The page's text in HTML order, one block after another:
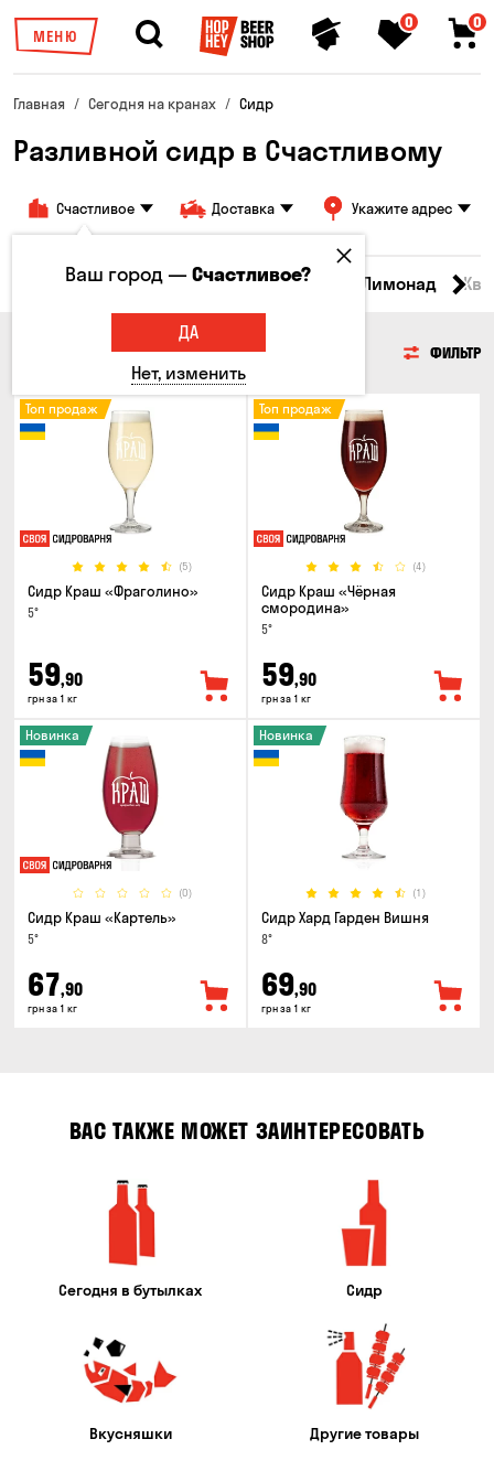
МЕНЮ
0 0
Главная Сегодня на кранах Сидр
Разливной сидр в Счастливому
Счастливое Доставка Укажите адрес
Все товары Пиво Сидр Вино Лимонад
ФИЛЬТР
(5)
Топ продаж
Сидр Краш «Фраголино»
5°
59,90
грн за 1 кг
(4)
Топ продаж
Сидр Краш «Чёрная
смородина»
5°
59,90
грн за 1 кг
(0)
Новинка
Сидр Краш «Картель»
5°
67,90
грн за 1 кг
(1)
Новинка
Сидр Хард Гарден Вишня
8°
69,90
грн за 1 кг
ВАС ТАКЖЕ МОЖЕТ ЗАИНТЕРЕСОВАТЬ
Сегодня в бутылках Сидр
Вкусняшки Другие товары
Ваш город —Счастливое?
ДА
Нет, изменить